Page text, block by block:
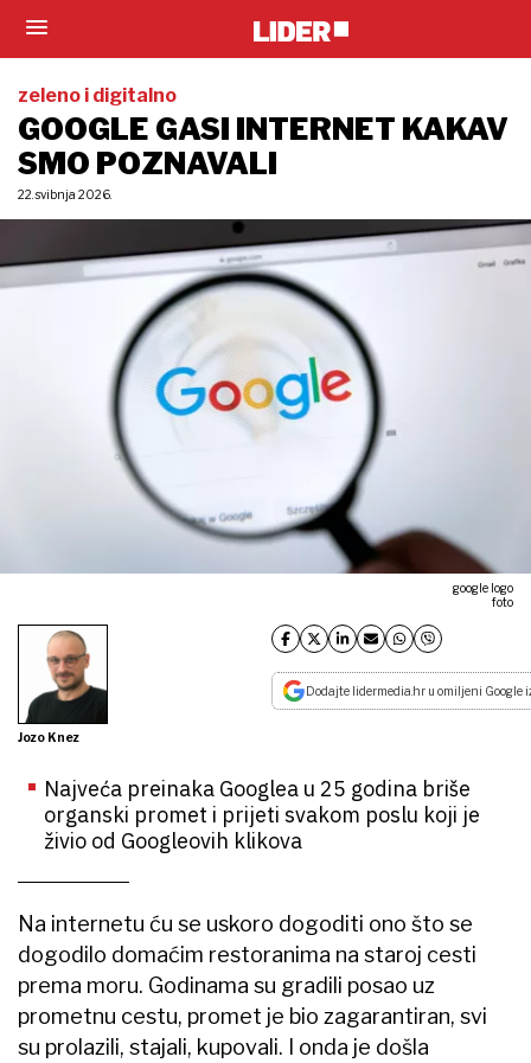
zeleno i digitalno
GOOGLE GASI INTERNET KAKAV
SMO POZNAVALI
22. svibnja 2026.
google logo
foto
Jozo Knez
Dodajte lidermedia.hr u omiljeni Google
Najveća preinaka Googlea u 25 godina briše
organski promet i prijeti svakom poslu koji je
živio od Googleovih klikova
Na internetu ću se uskoro dogoditi ono što se
dogodilo domaćim restoranima na staroj cesti
prema moru. Godinama su gradili posao uz
prometnu cestu, promet je bio zagarantiran, svi
su prolazili, stajali, kupovali. I onda je došla